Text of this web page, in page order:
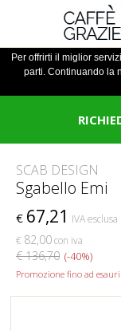
Per offrirti il miglior
parti. Continuando la
SCAB DESIGN
Sgabello Emi
€ 67,21 IVA esclusa
€ 82,00con iva
€ 136,70 (-40%)
Promozione fino ad